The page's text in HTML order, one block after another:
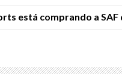
está comprando a SAF